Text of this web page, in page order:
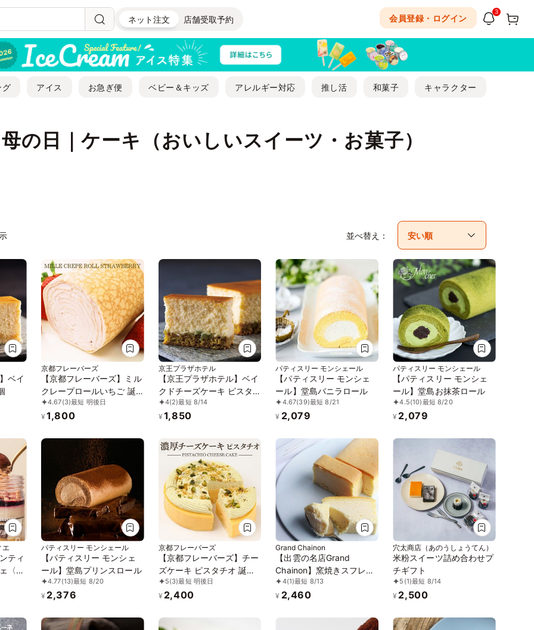
ネット注文 店舗受取予約 会員登録・ログイン
3
グ アイス お急ぎ便 ベビー＆キッズ アレルギー対応 推し活 和菓子 キャラクター
の日｜ケーキ（おいしいスイーツ・お菓子）
並べ替え：
ベイ
京都フレーバーズ
【京都フレーバーズ】ミル
クレープロールいちご 誕
生日プレゼント 贈り物に
最適 お中元2026
4.67(3)最短 明後日
¥ 1,800
京王プラザホテル
【京王プラザホテル】ベイ
クドチーズケーキ ピスタ
チオ 1個
4(2)最短 8/14
¥ 1,850
パティスリー モンシェール
【パティスリー モンシェ
ール】堂島バニラロール
4.67(39)最短 8/21
¥ 2,079
パティスリー モンシェール
【パティスリー モンシェ
ール】堂島お抹茶ロール
4.5(10)最短 8/20
¥ 2,079
エ
ティ
〈チ
パティスリー モンシェール
【パティスリー モンシェ
ール】堂島プリンスロール
4.77(13)最短 8/20
¥ 2,376
京都フレーバーズ
【京都フレーバーズ】チー
ズケーキ ピスタチオ 誕生
日プレゼント 贈り物 お中
元2026
5(3)最短 明後日
¥ 2,400
Grand Chainon
【出雲の名店Grand
Chainon】窯焼きスフレチ
ーズ
4(1)最短 8/13
¥ 2,460
穴太商店（あのうしょうてん）
米粉スイーツ詰め合わせプ
チギフト
5 (1)最短 8/14
¥ 2,500